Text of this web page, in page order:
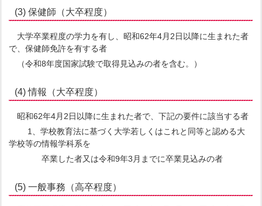
(3) 保健師（大卒程度）
大学卒業程度の学力を有し、昭和62年4月2日以降に生まれた者
で、保健師免許を有する者
（令和8年度国家試験で取得見込みの者を含む。）
(4) 情報（大卒程度）
昭和62年4月2日以降に生まれた者で、下記の要件に該当する者
1、学校教育法に基づく大学若しくはこれと同等と認める大
学校等の情報学科系を
卒業した者又は令和9年3月までに卒業見込みの者
(5) 一般事務（高卒程度）